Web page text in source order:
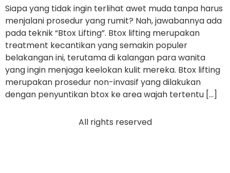
Siapa yang tidak ingin terlihat awet muda tanpa harus
menjalani prosedur yang rumit? Nah, jawabannya ada
pada teknik “Btox Lifting”. Btox lifting merupakan
treatment kecantikan yang semakin populer
belakangan ini, terutama di kalangan para wanita
yang ingin menjaga keelokan kulit mereka. Btox lifting
merupakan prosedur non-invasif yang dilakukan
dengan penyuntikan btox ke area wajah tertentu […]
All rights reserved